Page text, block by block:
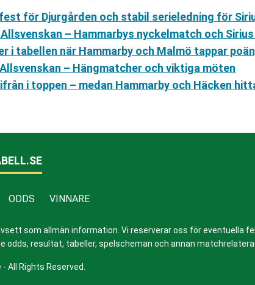
för Djurgården och stabil serieledning för
– Hammarbys nyckelmatch och
i tabellen när Hammarby och Malmö tappar
– Hängmatcher och viktiga möten
i toppen – medan Hammarby och Häcken
ODDS VINNARE
som allmän information. Vi reserverar oss för eventuella
odds, resultat, tabeller, spelscheman och annan
All Rights Reserved.